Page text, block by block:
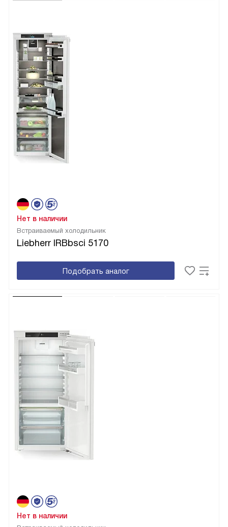
Встраиваемый холодильник
Liebherr IRBbsci 5170
Нет в наличии
Подобрать аналог
Нет в наличии